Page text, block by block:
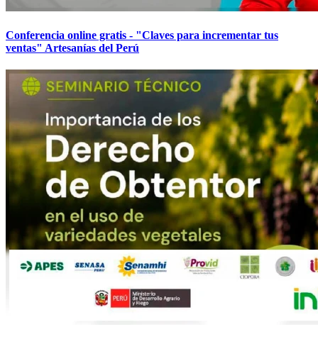
Conferencia online gratis - "Claves para incrementar tus
ventas" Artesanías del Perú